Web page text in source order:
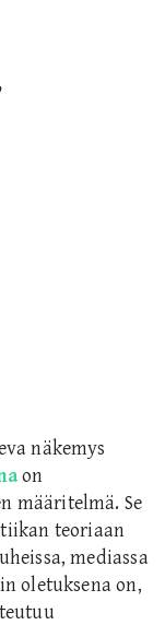
näkemys
on
määritelmä. Se
teoriaan
mediassa
oletuksena on,